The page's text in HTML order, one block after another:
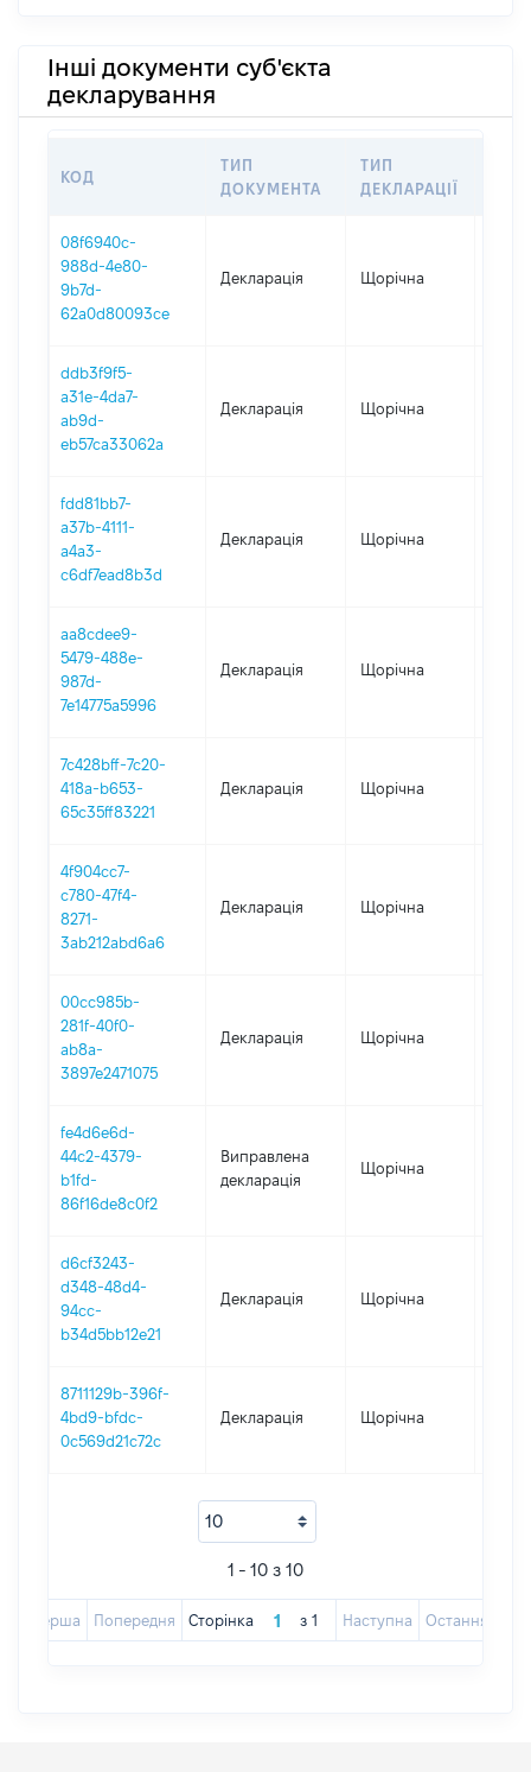
Інші документи суб'єкта
декларування
КОД
ТИП
ДОКУМЕНТА
ТИП
ДЕКЛАРАЦІЇ
08f6940c-
988d-4e80-
9b7d-
62a0d80093ce
Декларація Щорічна
ddb3f9f5-
a31e-4da7-
ab9d-
eb57ca33062a
Декларація Щорічна
fdd81bb7-
a37b-4111-
a4a3-
c6df7ead8b3d
Декларація Щорічна
aa8cdee9-
5479-488e-
987d-
7e14775a5996
Декларація Щорічна
7c428bff-7c20-
418a-b653-
65c35ff83221
Декларація Щорічна
4f904cc7-
c780-47f4-
8271-
3ab212abd6a6
Декларація Щорічна
00cc985b-
281f-40f0-
ab8a-
3897e2471075
Декларація Щорічна
fe4d6e6d-
44c2-4379-
b1fd-
86f16de8c0f2
Виправлена
декларація
Щорічна
d6cf3243-
d348-48d4-
94cc-
b34d5bb12e21
Декларація Щорічна
8711129b-396f-
4bd9-bfdc-
0c569d21c72c
Декларація Щорічна
1 - 10 з 10
Перша Попередня Сторінка з 1 Наступна Остання